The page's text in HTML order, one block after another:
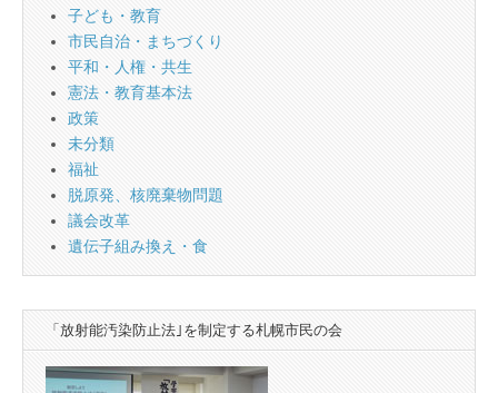
子ども・教育
市民自治・まちづくり
平和・人権・共生
憲法・教育基本法
政策
未分類
福祉
脱原発、核廃棄物問題
議会改革
遺伝子組み換え・食
「放射能汚染防止法｣を制定する札幌市民の会